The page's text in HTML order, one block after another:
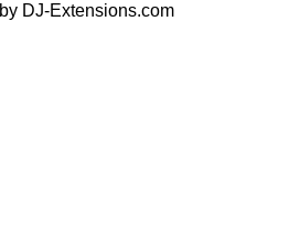
by DJ-Extensions.com